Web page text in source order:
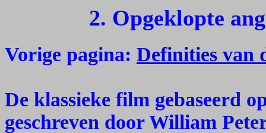
2. Opgeklopte
Vorige pagina: Definities van
De klassieke film gebaseerd
geschreven door William